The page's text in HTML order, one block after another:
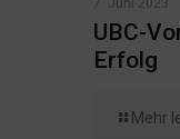
7. Juni 2023
UBC-
Erfolg
Mehr